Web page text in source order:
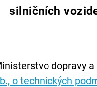
silničních
dopravy
o technických